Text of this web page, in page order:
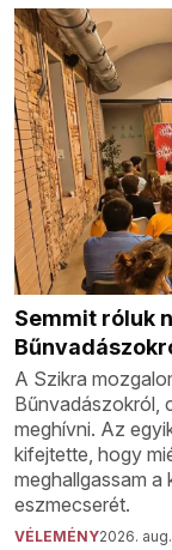
Semmit róluk
A Szikra
Bűnvadászokról,
meghívni. Az
kifejtette, hogy
meghallgassam
eszmecserét.
VÉLEMÉNY2026.